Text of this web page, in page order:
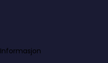
Informasjon